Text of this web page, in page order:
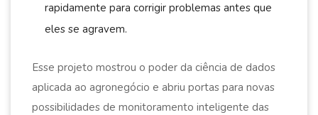
rapidamente para corrigir problemas antes que
eles se agravem.
Esse projeto mostrou o poder da ciência de dados
aplicada ao agronegócio e abriu portas para novas
possibilidades de monitoramento inteligente das